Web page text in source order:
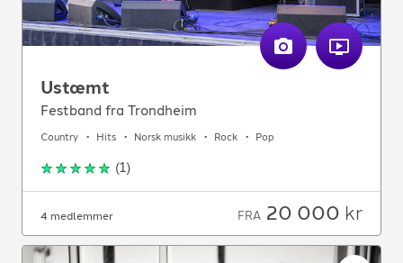
Ustæmt
Festband fra Trondheim
Country Hits Norsk musikk Rock Pop
(1)
4 medlemmer FRA 20 000 kr